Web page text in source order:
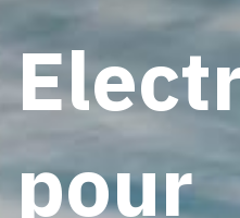
pour